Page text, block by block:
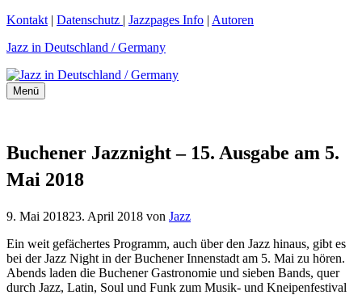
Zum
springen
Kontakt | Datenschutz | Jazzpages Info | Autoren
Jazz in Deutschland / Germany
Menü
Buchener Jazznight – 15. Ausgabe am 5.
Mai 2018
9. Mai 201823. April 2018 von Jazz
Ein weit gefächertes Programm, auch über den Jazz hinaus, gibt es
bei der Jazz Night in der Buchener Innenstadt am 5. Mai zu hören.
Abends laden die Buchener Gastronomie und sieben Bands, quer
durch Jazz, Latin, Soul und Funk zum Musik- und Kneipenfestival